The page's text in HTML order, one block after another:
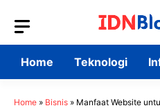
content
Home
Teknologi
Home » Bisnis » Manfaat Website